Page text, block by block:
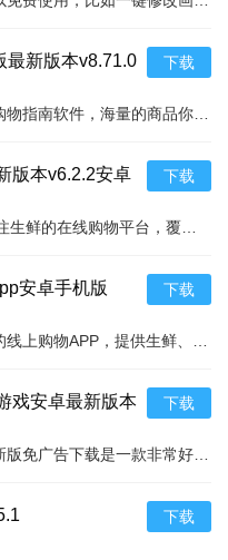
最新版本v8.71.0
下载
版本v6.2.2安卓
下载
安卓手机版
下载
戏安卓最新版本
下载
下载